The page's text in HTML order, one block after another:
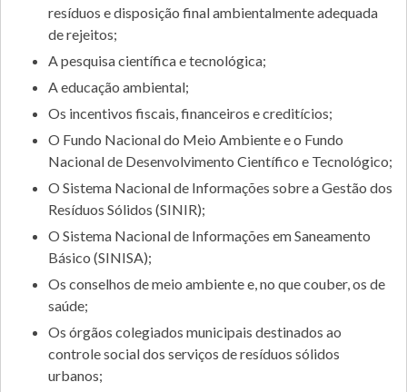
resíduos e disposição final ambientalmente adequada
de rejeitos;
A pesquisa científica e tecnológica;
A educação ambiental;
Os incentivos fiscais, financeiros e creditícios;
O Fundo Nacional do Meio Ambiente e o Fundo
Nacional de Desenvolvimento Científico e Tecnológico;
O Sistema Nacional de Informações sobre a Gestão dos
Resíduos Sólidos (SINIR);
O Sistema Nacional de Informações em Saneamento
Básico (SINISA);
Os conselhos de meio ambiente e, no que couber, os de
saúde;
Os órgãos colegiados municipais destinados ao
controle social dos serviços de resíduos sólidos
urbanos;